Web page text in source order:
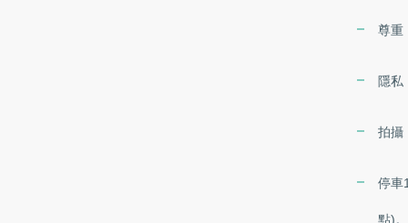
尊重
隱私
拍攝
停車
點)。